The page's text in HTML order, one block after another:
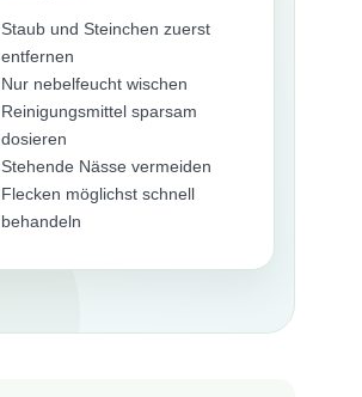
Staub und Steinchen zuerst
entfernen
Nur nebelfeucht wischen
Reinigungsmittel sparsam
dosieren
Stehende Nässe vermeiden
Flecken möglichst schnell
behandeln